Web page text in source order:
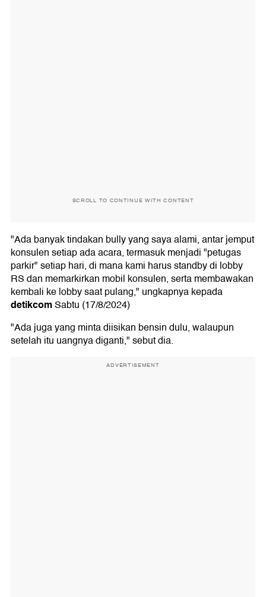
SCROLL TO CONTINUE WITH CONTENT
"Ada banyak tindakan bully yang saya alami, antar jemput
konsulen setiap ada acara, termasuk menjadi "petugas
parkir" setiap hari, di mana kami harus standby di lobby
RS dan memarkirkan mobil konsulen, serta membawakan
kembali ke lobby saat pulang," ungkapnya kepada
detikcomSabtu (17/8/2024)
"Ada juga yang minta diisikan bensin dulu, walaupun
setelah itu uangnya diganti," sebut dia.
ADVERTISEMENT